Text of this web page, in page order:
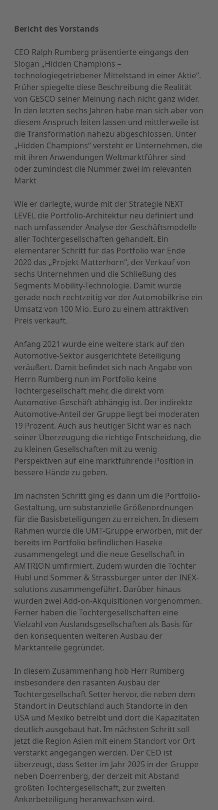
Bericht des Vorstands
CEO Ralph Rumberg präsentierte eingangs den
Slogan „Hidden Champions –
technologiegetriebener Mittelstand in einer Aktie“.
Früher spiegelte diese Beschreibung die Realität
von GESCO seiner Meinung nach nicht ganz wider.
In den letzten sechs Jahren habe man sich aber von
diesem Anspruch leiten lassen und mittlerweile ist
die Transformation nahezu abgeschlossen. Unter
„Hidden Champions“ versteht er Unternehmen, die
mit ihren Anwendungen Weltmarktführer sind
oder zumindest die Nummer zwei im relevanten
Markt
Wie er darlegte, wurde mit der Strategie NEXT
LEVEL die Portfolio-Architektur neu definiert und
nach umfassender Analyse der Geschäftsmodelle
aller Tochtergesellschaften gehandelt. Ein
elementarer Schritt für das Portfolio war Ende
2020 das „Projekt Matterhorn“, der Verkauf von
sechs Unternehmen und die Schließung des
Segments Mobility-Technologie. Damit wurde
gerade noch rechtzeitig vor der Automobilkrise ein
Umsatz von 100 Mio. Euro zu einem attraktiven
Preis verkauft.
Anfang 2021 wurde eine weitere stark auf den
Automotive-Sektor ausgerichtete Beteiligung
veräußert. Damit befindet sich nach Angabe von
Herrn Rumberg nun im Portfolio keine
Tochtergesellschaft mehr, die direkt vom
Automotive-Geschäft abhängig ist. Der indirekte
Automotive-Anteil der Gruppe liegt bei moderaten
19 Prozent. Auch aus heutiger Sicht war es nach
seiner Überzeugung die richtige Entscheidung, die
zu kleinen Gesellschaften mit zu wenig
Perspektiven auf eine marktführende Position in
bessere Hände zu geben.
Im nächsten Schritt ging es dann um die Portfolio-
Gestaltung, um substanzielle Größenordnungen
für die Basisbeteiligungen zu erreichen. In diesem
Rahmen wurde die UMT-Gruppe erworben, mit der
bereits im Portfolio befindlichen Haseke
zusammengelegt und die neue Gesellschaft in
AMTRION umfirmiert. Zudem wurden die Töchter
Hubl und Sommer & Strassburger unter der INEX-
solutions zusammengeführt. Darüber hinaus
wurden zwei Add-on-Akquisitionen vorgenommen.
Ferner haben die Tochtergesellschaften eine
Vielzahl von Auslandsgesellschaften als Basis für
den konsequenten weiteren Ausbau der
Marktanteile gegründet.
In diesem Zusammenhang hob Herr Rumberg
insbesondere den rasanten Ausbau der
Tochtergesellschaft Setter hervor, die neben dem
Standort in Deutschland auch Standorte in den
USA und Mexiko betreibt und dort die Kapazitäten
deutlich ausgebaut hat. Im nächsten Schritt soll
jetzt die Region Asien mit einem Standort vor Ort
verstärkt angegangen werden. Der CEO ist
überzeugt, dass Setter im Jahr 2025 in der Gruppe
neben Doerrenberg, der derzeit mit Abstand
größten Tochtergesellschaft, zur zweiten
Ankerbeteiligung heranwachsen wird.